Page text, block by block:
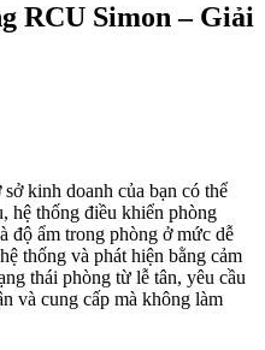
RCU Simon – Giải
kinh doanh của bạn có thể
hệ thống điều khiển phòng
độ ẩm trong phòng ở mức dễ
thống và phát hiện bằng cảm
thái phòng từ lễ tân, yêu cầu
và cung cấp mà không làm